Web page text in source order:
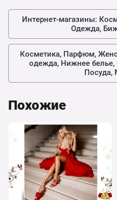
Интернет-магазины:
Одежда,
Косметика, Парфюм,
одежда, Нижнее белье,
Посуда,
Похожие